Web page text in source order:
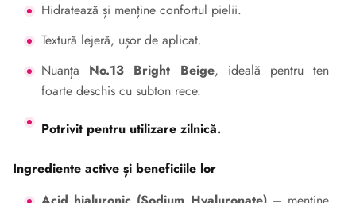
Hidratează și menține confortul pielii.
Textură lejeră, ușor de aplicat.
Nuanța No.13 Bright Beige, ideală pentru ten
foarte deschis cu subton rece.
Potrivit pentru utilizare zilnică.
Ingrediente active și beneficiile lor